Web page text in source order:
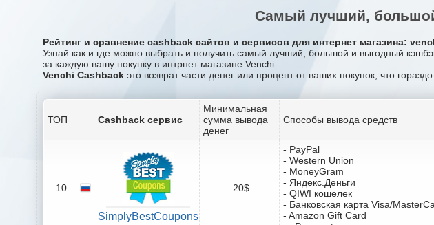
Самый лучший,
Рейтинг и сравнение cashback сайтов и сервисов для интернет магазина:
Узнай как и где можно выбрать и получить самый лучший, большой и выгодный
за каждую вашу покупку в интрнет магазине Venchi.
Venchi Cashback это возврат части денег или процент от ваших покупок, что
ТОП Cashback сервис
Минимальная
сумма вывода
денег
Способы вывода средств
10
SimplyBestCoupons
20$
- PayPal
- Western Union
- MoneyGram
- Яндекс.Деньги
- QIWI кошелек
- Банковская карта Visa/
- Amazon Gift Card